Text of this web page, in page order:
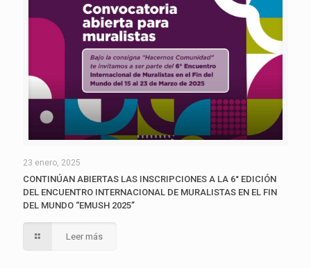
23 enero, 2025
CONTINÚAN ABIERTAS LAS INSCRIPCIONES A LA 6° EDICIÓN
DEL ENCUENTRO INTERNACIONAL DE MURALISTAS EN EL FIN
DEL MUNDO “EMUSH 2025”
Leer más